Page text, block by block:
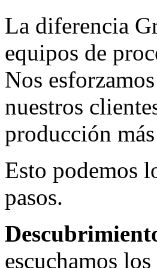
La diferencia
equipos de
Nos
nuestros
producción
Esto podemos
pasos.
escuchamos